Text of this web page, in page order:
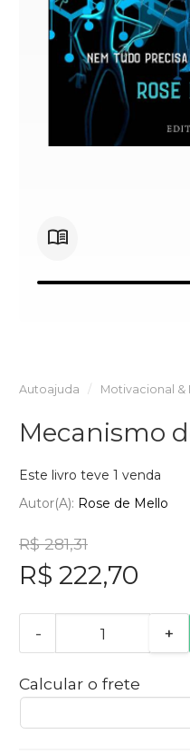
Autoajuda Motivacional &
Mecanismo
Este livro teve 1 venda
Autor(a): Rose de Mello
R$ 281,31
R$ 222,70
- +
Calcular o frete